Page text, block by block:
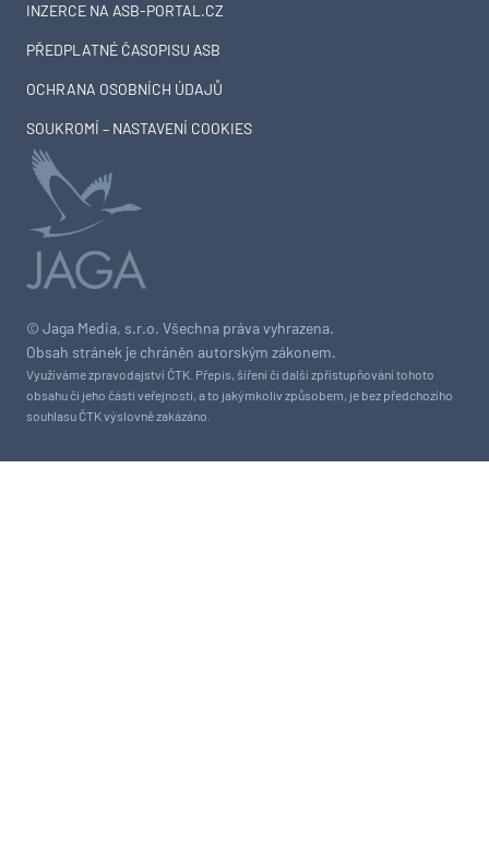
© Jaga Media, s.r.o. Všechna práva vyhrazena.
Obsah stránek je chráněn autorským zákonem.
Využíváme zpravodajství ČTK. Přepis, šíření či další zpřístupňování tohoto
obsahu či jeho části veřejnosti, a to jakýmkoliv způsobem, je bez předchozího
souhlasu ČTK výslovně zakázáno.
INZERCE NA ASB-PORTAL.CZ
PŘEDPLATNÉ ČASOPISU ASB
OCHRANA OSOBNÍCH ÚDAJŮ
SOUKROMÍ – NASTAVENÍ COOKIES